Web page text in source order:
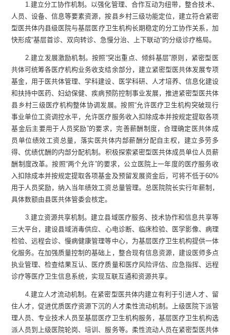
1.建立分工协作机制。以强化管理、合作互动为纽带，整合技术、
人员、设备、信息等要素资源，按县乡村三级功能定位，建立符合紧密
型医共体内县级医院与基层医疗卫生机构长期稳定的分工协作关系，加
快形成“基层首诊、双向转诊、急慢分治、上下联动”的分级诊疗格局。
2.建立发展激励机制。按照“突出重点、倾斜基层”原则，紧密型医
共体可统筹各医疗机构业务收支结余部分，建立紧密型医共体发展专项
基金，用于医共体管理、学科建设、医学科研、人才培养、信息化建设
和扶持中医药、妇幼保健、疾病预防控制 事业发展，推进紧密型医共体
县 乡村三级医疗机构整体协调发展。按照“允许医疗卫生机构突破现行
事业单位工资调控水平，允许医疗服务收入扣除成本并按规定提取各项
基金后主要用于人员奖励”的要求，完善薪酬制度，合理确定医共体成
员单位绩效工资总量，落实医共体内部薪酬分配自主权，建立多劳多
得、优绩优酬的内部分配机制。 积极探索紧密型医共体成员单位人员薪
酬 制度改革。按照“两个允许”的要求，公立医院上一年度的医疗服务收
入扣除成本并按规定提取各项基金及预留发展资金后，可将不低于60%
用于人员奖励，纳入当年绩效工资总量管理。 总医院院长实行年薪制 ，
具体数额由县医共体管委会核定。
3.建立资源共享机制。建立县域医疗服务、技术协作和信息共享等
三大平台，建设县域消毒供应、心电诊断、临床检验、医学影像、病理
检验、远程会诊、慢病健康管理等中心，为基层医疗卫生机构提供一体
化服务。在加强质量控制的基础上，整合现有信息资源，建设医师多点
执业管理、检查结果互认、医疗质量和医疗风险评估、应急指挥、远程
诊疗等医疗卫生信息系统，实现互联互通和资源共享。
4.建立人才流动机制。在紧密型医共体内建立有利于引进人才、留
住人才，促进优质医疗资源下沉的人才柔性流动机制。上级医院下派管
理人员、专业技术人员至基层医疗卫生机构服务，基层医疗卫生机构选
派人员到上级医院轮岗、培训、服务等。柔性流动人员在紧密型医共体